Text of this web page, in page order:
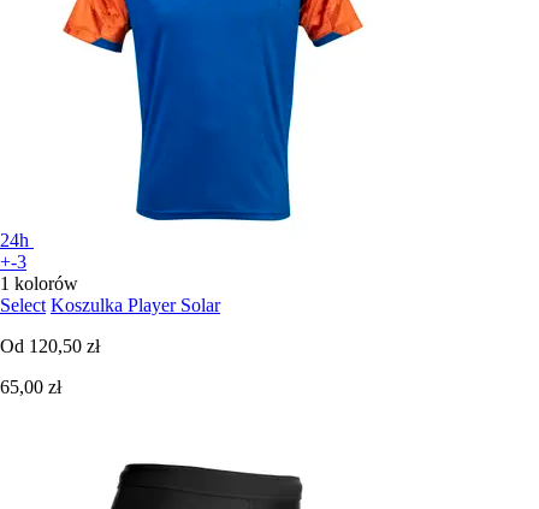
24h
+-3
1 kolorów
Select Koszulka Player Solar
Od 120,50 zł
65,00 zł